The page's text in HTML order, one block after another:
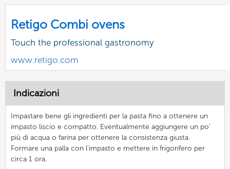
Retigo Combi ovens
Touch the professional gastronomy
www.retigo.com
Indicazioni
Impastare bene gli ingredienti per la pasta fino a ottenere un
impasto liscio e compatto. Eventualmente aggiungere un po'
più di acqua o farina per ottenere la consistenza giusta.
Formare una palla con l'impasto e mettere in frigorifero per
circa 1 ora.